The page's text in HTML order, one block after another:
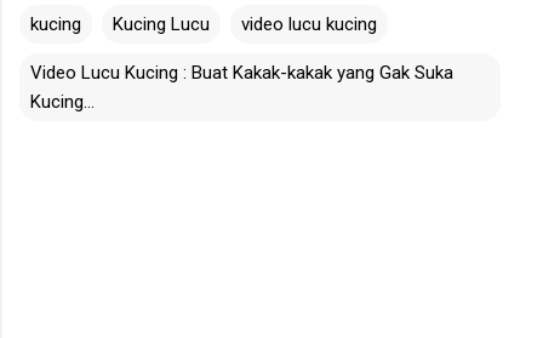
kucing Kucing Lucu video lucu kucing
Video Lucu Kucing : Buat Kakak-kakak yang Gak Suka
Kucing...